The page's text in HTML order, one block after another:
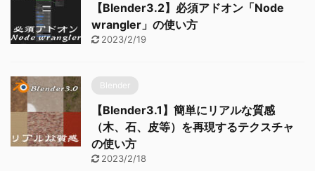
【Blender3.2】必須アドオン「Node
wrangler」の使い方
2023/2/19
Blender
【Blender3.1】簡単にリアルな質感
（木、石、皮等）を再現するテクスチャ
の使い方
2023/2/18